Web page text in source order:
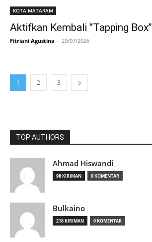
KOTA MATARAM
Aktifkan Kembali ’’Tapping Box’’
Fitriani Agustina - 29/07/2026
1 2 3
TOP AUTHORS
Ahmad Hiswandi
98 KIRIMAN 0 KOMENTAR
Bulkaino
218 KIRIMAN 0 KOMENTAR